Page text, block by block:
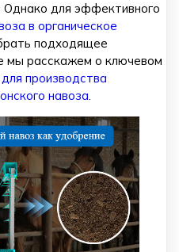
Однако для эффективного
в органическое
подходящее
мы расскажем о ключевом
производства
навоза.